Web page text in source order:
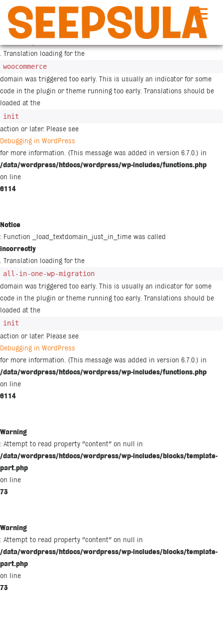
Notice
: Function _load_textdomain_just_in_time was called
. Translation loading for the
woocommerce
domain was triggered too early. This is usually an indicator for some
code in the plugin or theme running too early. Translations should be
loaded at the
init
action or later. Please see
Debugging in WordPress
for more information. (This message was added in version 6.7.0.) in
/data/wordpress/htdocs/wordpress/wp-includes/functions.php
on line
6114
Notice
: Function _load_textdomain_just_in_time was called
incorrectly
. Translation loading for the
all-in-one-wp-migration
domain was triggered too early. This is usually an indicator for some
code in the plugin or theme running too early. Translations should be
loaded at the
init
action or later. Please see
Debugging in WordPress
for more information. (This message was added in version 6.7.0.) in
/data/wordpress/htdocs/wordpress/wp-includes/functions.php
on line
6114
Warning
: Attempt to read property "content" on null in
/data/wordpress/htdocs/wordpress/wp-includes/blocks/template-
part.php
on line
73
Warning
: Attempt to read property "content" on null in
/data/wordpress/htdocs/wordpress/wp-includes/blocks/template-
part.php
on line
73
Siirry
sisältöön